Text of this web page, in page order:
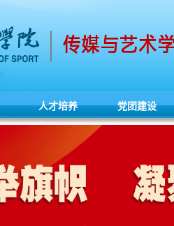
人才培养 党团建设